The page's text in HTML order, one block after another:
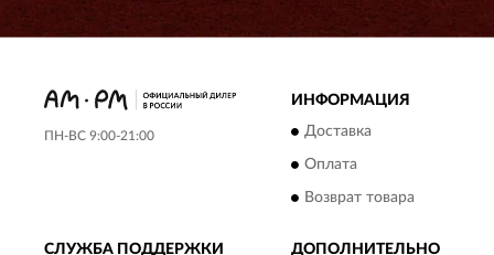
ПН-ВС 9:00-21:00
ИНФОРМАЦИЯ
Доставка
Оплата
Возврат товара
СЛУЖБА ПОДДЕРЖКИ ДОПОЛНИТЕЛЬНО